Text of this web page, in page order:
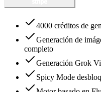
4000 créditos de
Generación de
completo
Generación Grok
Spicy Mode